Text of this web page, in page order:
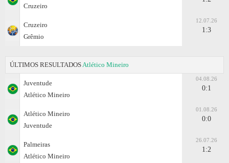
Cruzeiro
Cruzeiro
Grêmio
12.07.26
1:3
ÚLTIMOS RESULTADOS Atlético Mineiro
Juventude
Atlético Mineiro
04.08.26
0:1
Atlético Mineiro
Juventude
01.08.26
0:0
Palmeiras
Atlético Mineiro
26.07.26
1:2